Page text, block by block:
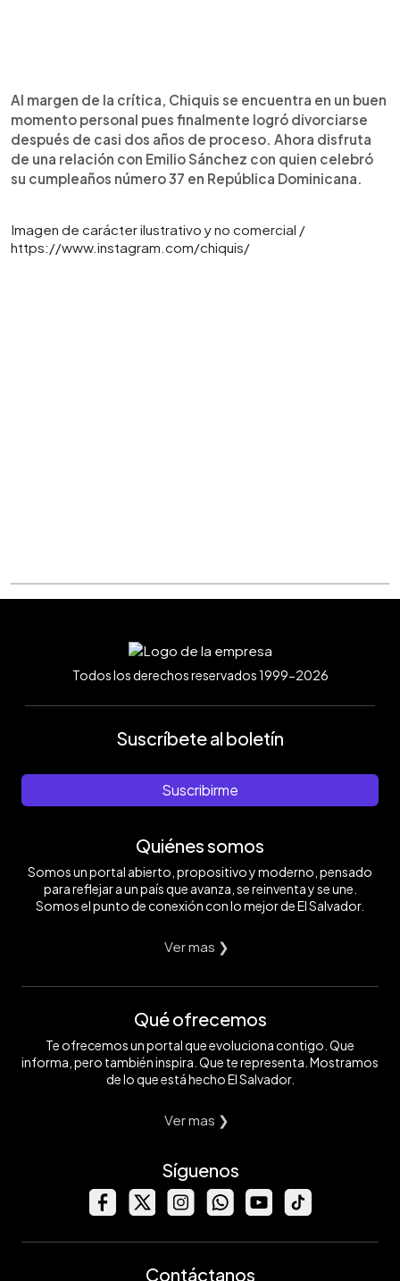
Al margen de la crítica, Chiquis se encuentra en un buen
momento personal pues finalmente logró divorciarse
después de casi dos años de proceso. Ahora disfruta
de una relación con Emilio Sánchez con quien celebró
su cumpleaños número 37 en República Dominicana.
Imagen de carácter ilustrativo y no comercial /
https://www.instagram.com/chiquis/
Todos los derechos reservados 1999-2026
Suscríbete al boletín
Suscribirme
Quiénes somos
Somos un portal abierto, propositivo y moderno, pensado
para reflejar a un país que avanza, se reinventa y se une.
Somos el punto de conexión con lo mejor de El Salvador.
Ver mas ❯
Qué ofrecemos
Te ofrecemos un portal que evoluciona contigo. Que
informa, pero también inspira. Que te representa. Mostramos
de lo que está hecho El Salvador.
Ver mas ❯
Síguenos
Contáctanos